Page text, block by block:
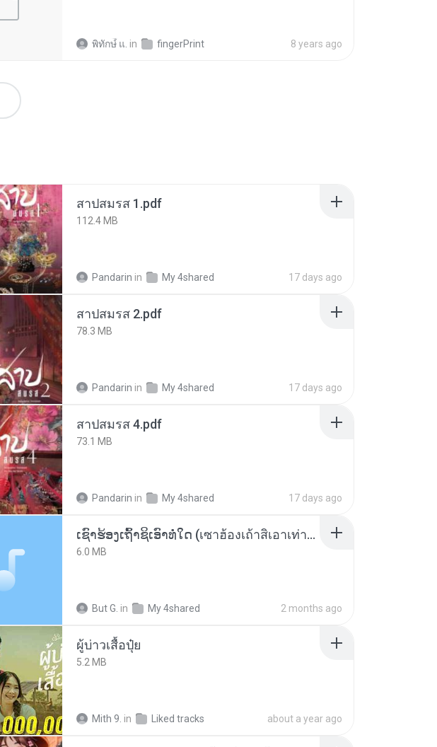
พิทักษ์ื แ. in fingerPrint 8 years ago
สาปสมรส 1.pdf
112.4 MB
Pandarin in My 4shared 17 days ago
สาปสมรส 2.pdf
78.3 MB
Pandarin in My 4shared 17 days ago
สาปสมรส 4.pdf
73.1 MB
Pandarin in My 4shared 17 days ago
ເຊົາຮ້ອງເຖົ້າຊິເອົາທໍ່ໃດ (เซาฮ้องเถ้าสิเอาเท่าใด) ບຸນເກີດ ຫນູຫ່ວງ ft. ໂສພາ ຈຸນທະລາ
6.0 MB
But G. in My 4shared 2 months ago
ผู้บ่าวเสื้อปุ๋ย
5.2 MB
Mith 9. in Liked tracks about a year ago